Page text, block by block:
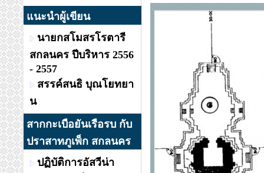
แนะนำผู้เขียน
นายกสโมสรโรตารี
สกลนคร ปีบริหาร 2556
- 2557
สรรค์สนธิ บุณโยทยา
น
สากกะเบือยันเรือรบ กับ
ปราสาทภูเพ็ก สกลนคร
ปฏิบัติการอัสวีน่า